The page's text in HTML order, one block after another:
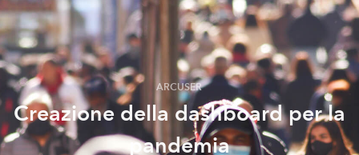
ARCUSER
Creazione della dashboard per la
pandemia